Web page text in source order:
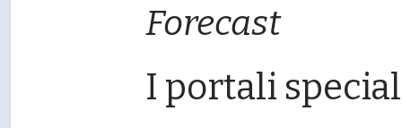
Forecast
I portali